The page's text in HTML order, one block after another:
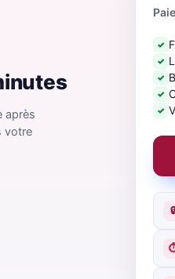
après
votre
✓
✓
✓
✓
✓